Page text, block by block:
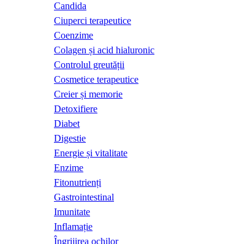
Candida
Ciuperci terapeutice
Coenzime
Colagen și acid hialuronic
Controlul greutății
Cosmetice terapeutice
Creier și memorie
Detoxifiere
Diabet
Digestie
Energie și vitalitate
Enzime
Fitonutrienți
Gastrointestinal
Imunitate
Inflamație
Îngrijirea ochilor